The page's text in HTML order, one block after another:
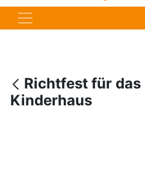
Richtfest für
Kinderhaus